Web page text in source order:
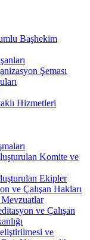
Başhekim
Şeması
Hizmetleri
Komite ve
Ekipler
ve Çalışan Hakları
ve Çalışan
ve